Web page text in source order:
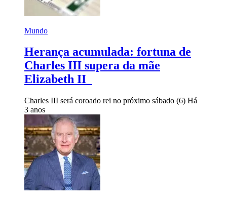
Mundo
Herança acumulada: fortuna de
Charles III supera da mãe
Elizabeth II
Charles III será coroado rei no próximo sábado (6) Há
3 anos